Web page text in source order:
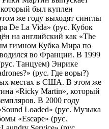
был куплен
же году выходят синглы
De La Vida» (рус. Кубок
на английский как «The
гимном Кубка Мира по
во Франции. В 1999
Танцуем) Энрике
(рус. Где воры?)
местах в США. В этом же
«Ricky Martin», который
В 2000 году
Loaded» (рус. Музыка
«Escape» (рус.